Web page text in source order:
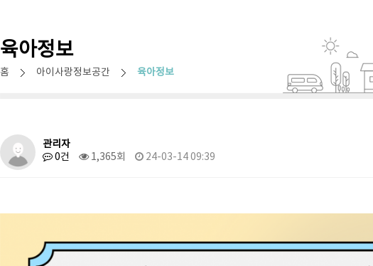
육아정보
홈 아이사랑정보공간 육아정보
관리자
0건
1,365회 24-03-14 09:39